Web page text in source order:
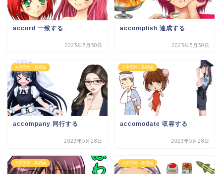
accord 一致する
2023年5月30日
accomplish 達成する
2023年5月30日
大学受験 - 基礎編
accompany 同行する
2023年5月28日
大学受験 - 基礎編
accomodate 収容する
2023年5月28日
大学受験 - 基礎編 大学受験 - 基礎編